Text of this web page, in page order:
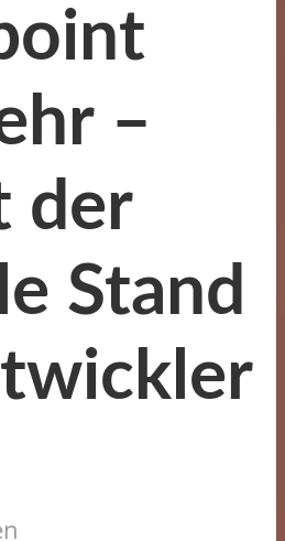
–
der
Stand